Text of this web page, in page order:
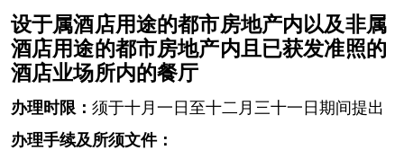
设于属酒店用途的都市房地产内以及非属
酒店用途的都市房地产内且已获发准照的
酒店业场所内的餐厅
办理时限： 须于十月一日至十二月三十一日期间提出
办理手续及所须文件：